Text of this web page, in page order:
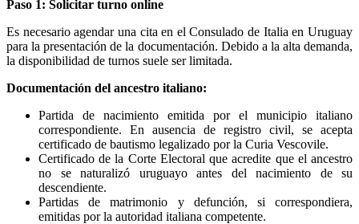
Paso 1: Solicitar turno online
Es necesario agendar una cita en el Consulado de Italia en Uruguay
para la presentación de la documentación. Debido a la alta demanda,
la disponibilidad de turnos suele ser limitada.
Documentación del ancestro italiano:
Partida de nacimiento emitida por el municipio italiano
correspondiente. En ausencia de registro civil, se acepta
certificado de bautismo legalizado por la Curia Vescovile.
Certificado de la Corte Electoral que acredite que el ancestro
no se naturalizó uruguayo antes del nacimiento de su
descendiente.
Partidas de matrimonio y defunción, si correspondiera,
emitidas por la autoridad italiana competente.